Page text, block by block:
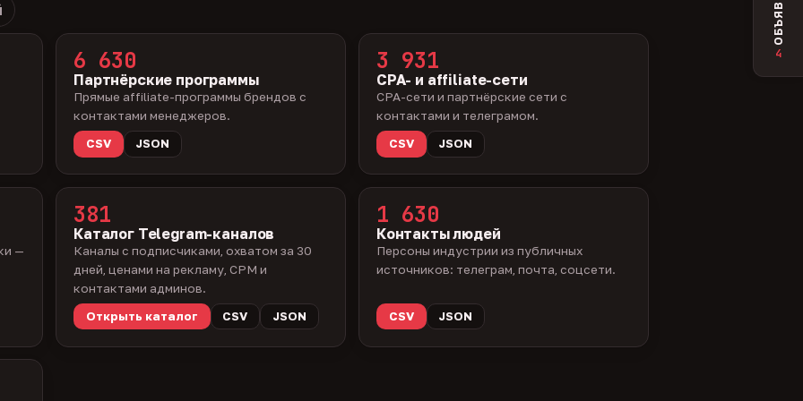
6 630
Партнёрские программы
Прямые affiliate-программы брендов с
контактами менеджеров.
CSV
JSON
3 931
CPA- и affiliate-сети
CPA-сети и партнёрские сети с
контактами и телеграмом.
CSV
JSON
—
381
Каталог Telegram-каналов
Каналы с подписчиками, охватом за 30
дней, ценами на рекламу, CPM и
контактами админов.
Открыть каталог
CSV JSON
1 630
Контакты людей
Персоны индустрии из публичных
источников: телеграм, почта, соцсети.
CSV JSON
4